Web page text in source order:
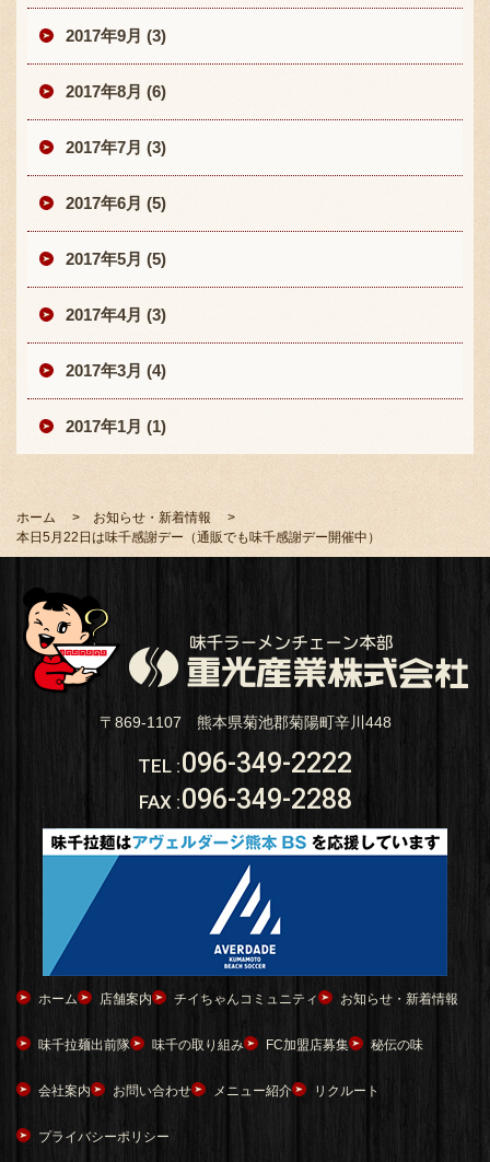
2017年9月 (3)
2017年8月 (6)
2017年7月 (3)
2017年6月 (5)
2017年5月 (5)
2017年4月 (3)
2017年3月 (4)
2017年1月 (1)
ホーム
お知らせ・新着情報
本日5月22日は味千感謝デー（通販でも味千感謝デー開催中）
〒869-1107 熊本県菊池郡菊陽町辛川448
TEL :096-349-2222
FAX :096-349-2288
ホーム 店舗案内 チイちゃんコミュニティ お知らせ・新着情報
味千拉麺出前隊 味千の取り組み FC加盟店募集 秘伝の味
会社案内 お問い合わせ メニュー紹介 リクルート
プライバシーポリシー